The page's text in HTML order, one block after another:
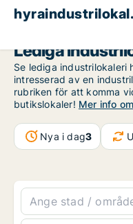
Lediga
Se lediga industrilokaleri
intresserad av en
rubriken för att komma
butikslokaler! Mer info
Nya i dag3